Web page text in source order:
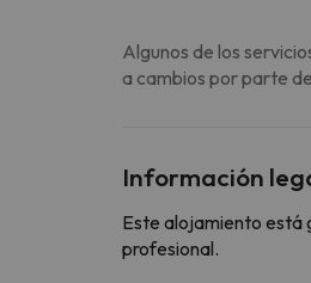
Algunos de los
a cambios por parte
Información
Este alojamiento está
profesional.